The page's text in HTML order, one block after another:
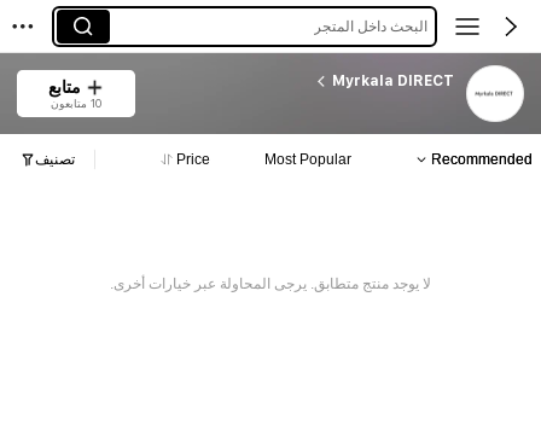
البحث داخل المتجر
Myrkala DIRECT متابع
10 متابعون
Recommended
Most Popular
Price تصنيف
لا يوجد منتج متطابق. يرجى المحاولة عبر خيارات أخرى.